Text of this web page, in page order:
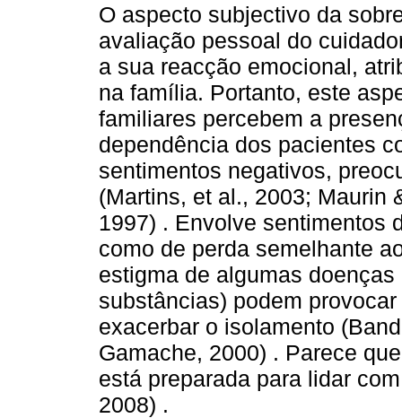
O aspecto subjectivo da
avaliação pessoal do
a sua reacção emocional,
na família. Portanto, este
familiares percebem a
dependência dos pacientes
sentimentos negativos,
(Martins, et al., 2003; Maurin
1997) . Envolve sentimentos
como de perda semelhante
estigma de algumas
substâncias) podem
exacerbar o isolamento
Gamache, 2000) . Parece
está preparada para lidar
2008) .